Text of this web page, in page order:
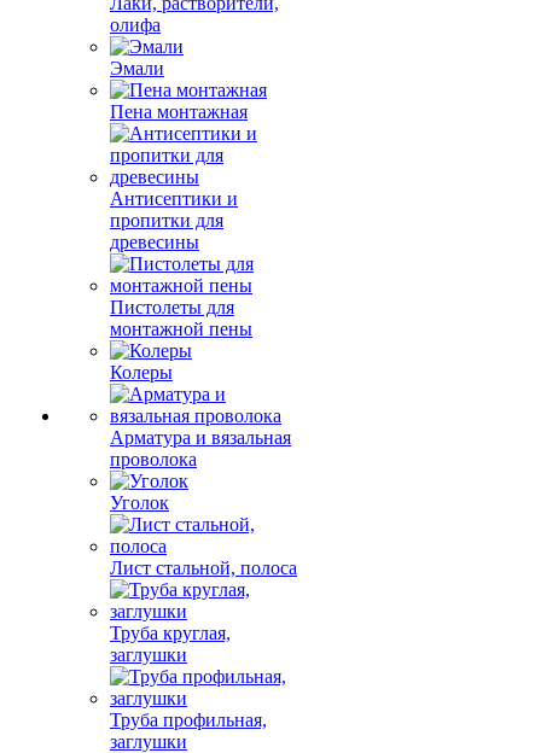
олифа
Эмали
Пена монтажная
Антисептики и
пропитки для
древесины
Пистолеты для
монтажной пены
Колеры
Арматура и вязальная
проволока
Уголок
Лист стальной, полоса
Труба круглая,
заглушки
Труба профильная,
заглушки